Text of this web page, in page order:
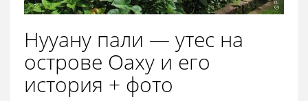
Нууану пали — утес на
острове Оаху и его
история + фото